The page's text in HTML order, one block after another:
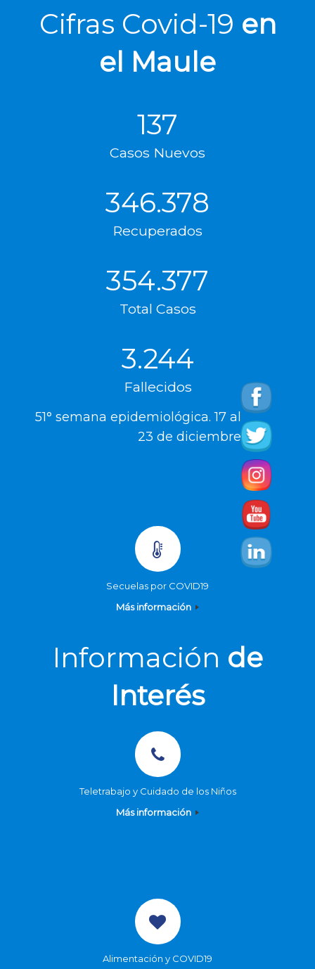
Cifras Covid-19 en
el Maule
137
Casos Nuevos
346.378
Recuperados
354.377
Total Casos
3.244
Fallecidos
51° semana epidemiológica. 17 al
23 de diciembre
Secuelas por COVID19
Más información
Información de
Interés
Teletrabajo y Cuidado de los Niños
Más información
Alimentación y COVID19